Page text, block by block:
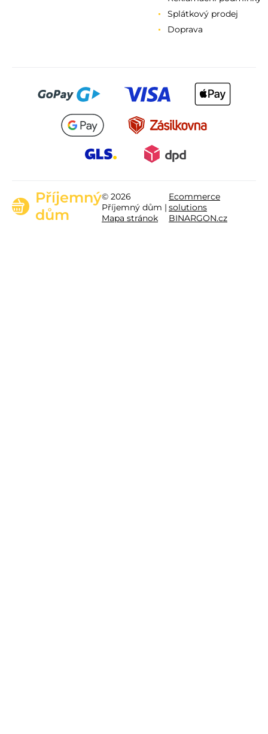
Splátkový prodej
Doprava
Příjemný
dům
© 2026
Příjemný dům |
Mapa stránok
Ecommerce
solutions
BINARGON.cz